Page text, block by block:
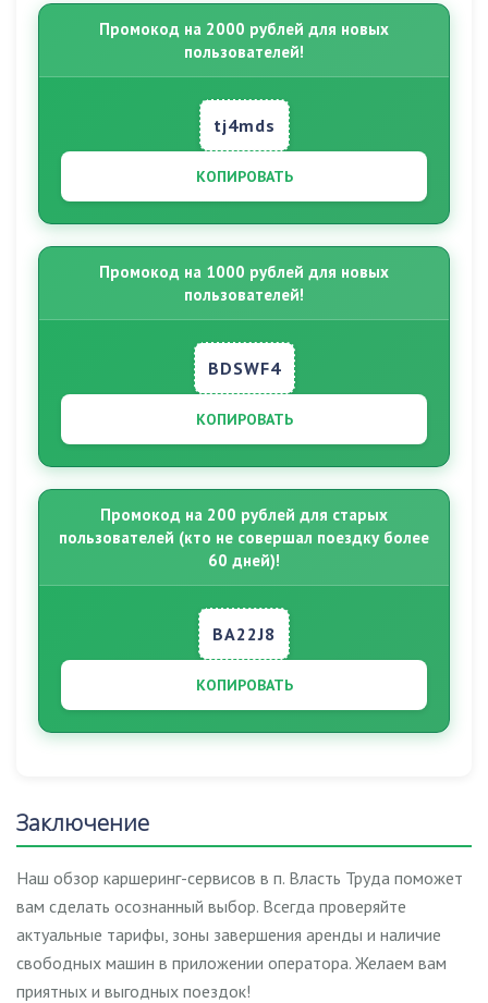
Промокод на 2000 рублей для новых
пользователей!
tj4mds
КОПИРОВАТЬ
Промокод на 1000 рублей для новых
пользователей!
BDSWF4
КОПИРОВАТЬ
Промокод на 200 рублей для старых
пользователей (кто не совершал поездку более
60 дней)!
BA22J8
КОПИРОВАТЬ
Заключение
Наш обзор каршеринг-сервисов в п. Власть Труда поможет
вам сделать осознанный выбор. Всегда проверяйте
актуальные тарифы, зоны завершения аренды и наличие
свободных машин в приложении оператора. Желаем вам
приятных и выгодных поездок!